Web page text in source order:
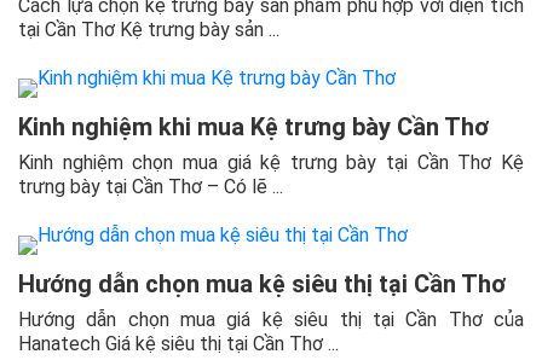
Cách lựa chọn kệ trưng bày sản phẩm phù hợp với diện tích
tại Cần Thơ Kệ trưng bày sản ...
Kinh nghiệm khi mua Kệ trưng bày Cần Thơ
Kinh nghiệm chọn mua giá kệ trưng bày tại Cần Thơ Kệ
trưng bày tại Cần Thơ – Có lẽ ...
Hướng dẫn chọn mua kệ siêu thị tại Cần Thơ
Hướng dẫn chọn mua giá kệ siêu thị tại Cần Thơ của
Hanatech Giá kệ siêu thị tại Cần Thơ ...